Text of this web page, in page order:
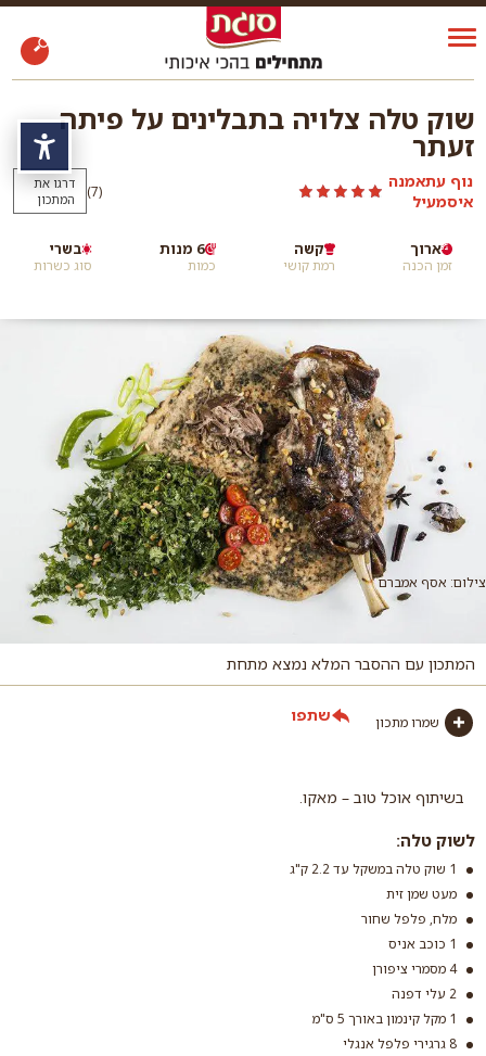
שוק טלה צלויה בתבלינים על פיתה
זעתר
נוף עתאמנה
איסמעיל
(7
)
דרגו את
המתכון
זמן הכנה
ארוך
רמת קושי
קשה
כמות
6 מנות
סוג כשרות
בשרי
צילום: אסף אמברם
המתכון עם ההסבר המלא נמצא מתחת
שמרו מתכון שתפו
בשיתוף אוכל טוב – מאקו.
לשוק טלה:
1 שוק טלה במשקל עד 2.2 ק"ג
מעט שמן זית
מלח, פלפל שחור
1 כוכב אניס
4 מסמרי ציפורן
2 עלי דפנה
1 מקל קינמון באורך 5 ס"מ
8 גרגירי פלפל אנגלי